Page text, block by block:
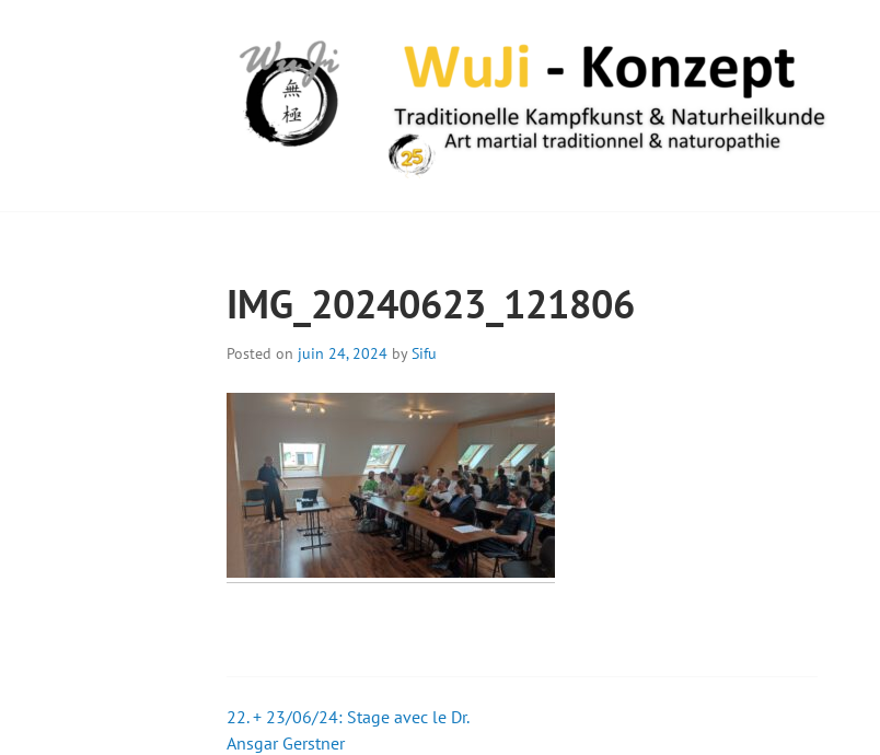
IMG_20240623_121806
Posted on juin 24, 2024 bySifu
Post
22. + 23/06/24: Stage avec le Dr.
Ansgar Gerstner